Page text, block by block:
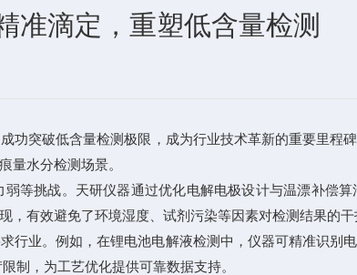
准滴定，重塑低含量检测
功突破低含量检测极限，成为行业技术革新的重要里
量水分检测场景。
挑战。天研仪器通过优化电解电极设计与温漂补偿
有效避免了环境湿度、试剂污染等因素对检测结果的干
业。例如，在锂电池电解液检测中，仪器可精准识别
制，为工艺优化提供可靠数据支持。